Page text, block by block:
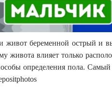
живот беременной острый
живота влияет только
определения пола.